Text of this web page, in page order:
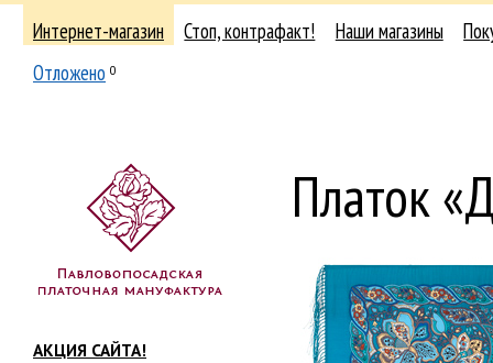
Интернет-магазин Стоп, контрафакт! Наши магазины
Отложено 0
АКЦИЯ САЙТА!
Платок